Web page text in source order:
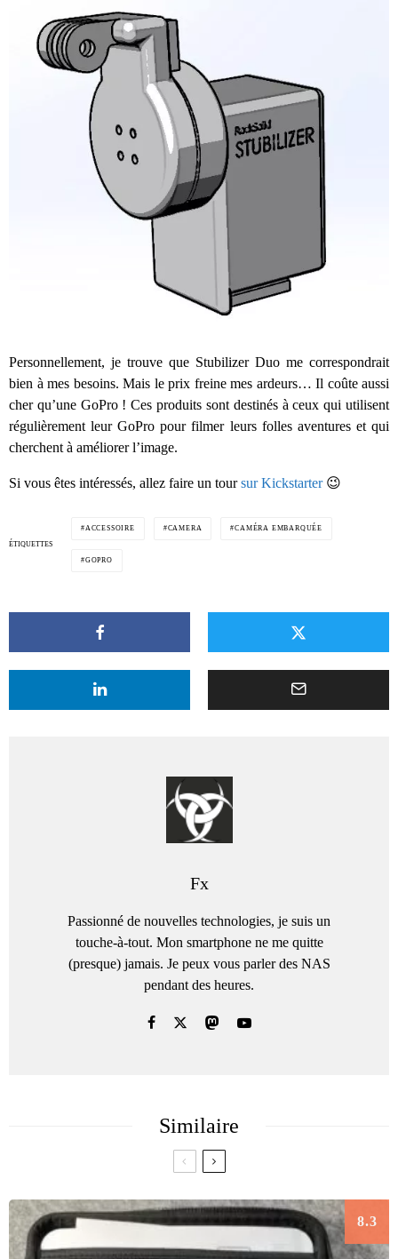
Personnellement, je trouve que Stubilizer Duo me correspondrait
bien à mes besoins. Mais le prix freine mes ardeurs… Il coûte aussi
cher qu’une GoPro ! Ces produits sont destinés à ceux qui utilisent
régulièrement leur GoPro pour filmer leurs folles aventures et qui
cherchent à améliorer l’image.
Si vous êtes intéressés, allez faire un toursur Kickstarter😉
ÉTIQUETTES
ACCESSOIRE CAMERA CAMÉRA EMBARQUÉE
GOPRO
Fx
Passionné de nouvelles technologies, je suis un
touche-à-tout. Mon smartphone ne me quitte
(presque) jamais. Je peux vous parler des NAS
pendant des heures.
Similaire
8.3